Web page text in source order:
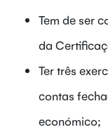
Tem de ser
da
Ter três
contas
económico;